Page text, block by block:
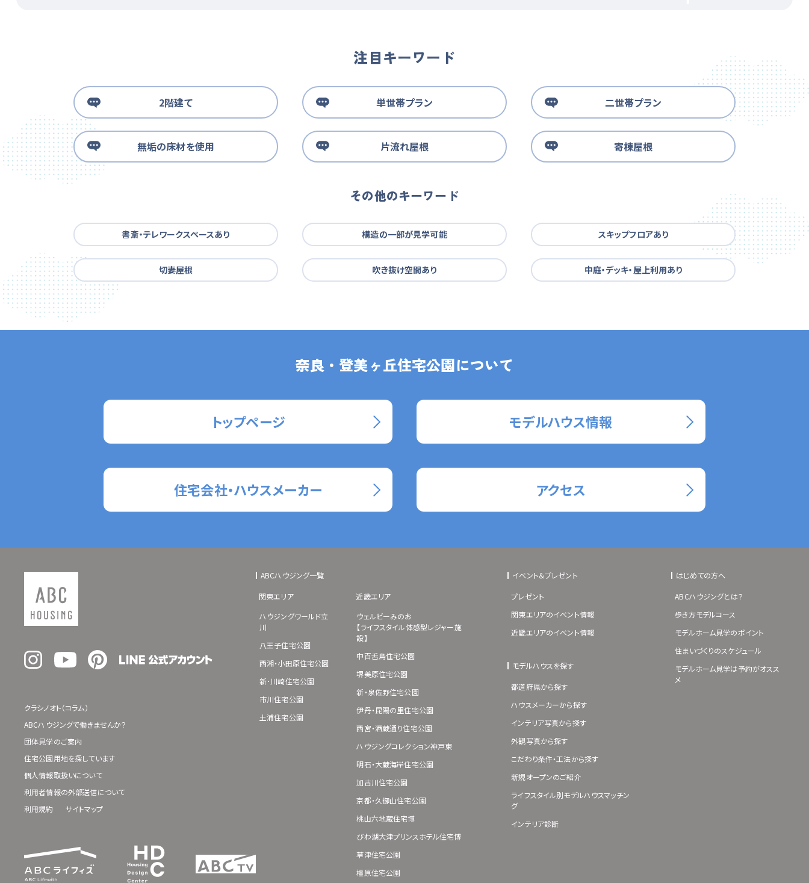
注目キーワード
2階建て 単世帯プラン 二世帯プラン
無垢の床材を使用 片流れ屋根 寄棟屋根
その他のキーワード
書斎・テレワークスペースあり 構造の一部が見学可能 スキップフロアあり
切妻屋根 吹き抜け空間あり 中庭・デッキ・屋上利用あり
奈良・登美ヶ丘住宅公園について
トップページ モデルハウス情報
住宅会社・ハウスメーカー アクセス
ABCハウジング一覧
関東エリア
ハウジングワールド立
川
八王子住宅公園
西湘・小田原住宅公園
新･川崎住宅公園
市川住宅公園
土浦住宅公園
近畿エリア
ウェルビーみのお
【ライフスタイル体感型レジャー施
設】
中百舌鳥住宅公園
堺美原住宅公園
新・泉佐野住宅公園
伊丹・昆陽の里住宅公園
西宮・酒蔵通り住宅公園
ハウジングコレクション神戸東
明石・大蔵海岸住宅公園
加古川住宅公園
京都・久御山住宅公園
桃山六地蔵住宅博
びわ湖大津プリンスホテル住宅博
草津住宅公園
橿原住宅公園
イベント＆プレゼント
プレゼント
関東エリアのイベント情報
近畿エリアのイベント情報
モデルハウスを探す
都道府県から探す
ハウスメーカーから探す
インテリア写真から探す
外観写真から探す
こだわり条件・工法から探す
新規オープンのご紹介
ライフスタイル別モデルハウスマッチン
グ
インテリア診断
はじめての方へ
ABCハウジングとは？
歩き方モデルコース
モデルホーム見学のポイント
住まいづくりのスケジュール
モデルホーム見学は予約がオスス
メ
クラシノオト（コラム）
ABCハウジングで働きませんか？
団体見学のご案内
住宅公園用地を探しています
個人情報取扱いについて
利用者情報の外部送信について
利用規約
サイトマップ